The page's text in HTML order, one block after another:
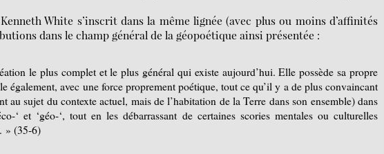
White s’inscrit dans la même lignée (avec plus ou moins d’affinités
dans le champ général de la géopoétique ainsi présentée :
le plus complet et le plus général qui existe aujourd’hui. Elle possède sa propre
également, avec une force proprement poétique, tout ce qu’il y a de plus convaincant
au sujet du contexte actuel, mais de l’habitation de la Terre dans son ensemble) dans
‘ et ‘géo-‘, tout en les débarrassant de certaines scories mentales ou culturelles
» (35-6)